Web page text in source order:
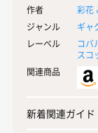
作者
彩花
ジャンル
ギャ
レーベル
コバ
スコ
関連商品
新着関連ガイド